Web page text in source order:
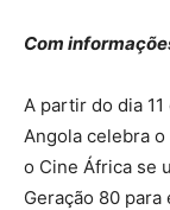
Com
A partir do dia
Angola celebra
o Cine África se
Geração 80